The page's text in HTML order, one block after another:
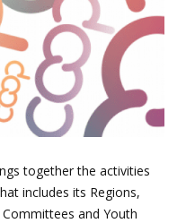
together the activities
includes its Regions,
and Youth